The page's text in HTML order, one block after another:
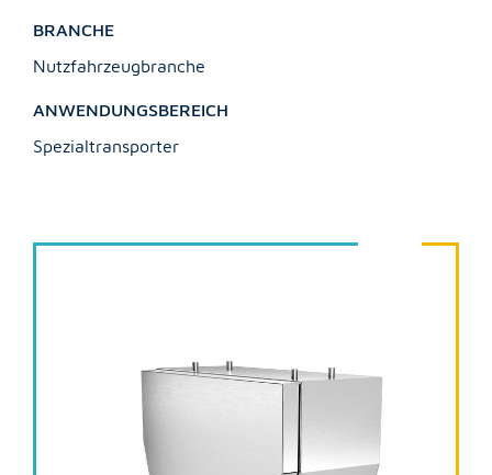
Unsere Stellenangebote
Ausbildung bei Schimscha
BRANCHE
Nutzfahrzeugbranche
ANWENDUNGSBEREICH
Spezialtransporter